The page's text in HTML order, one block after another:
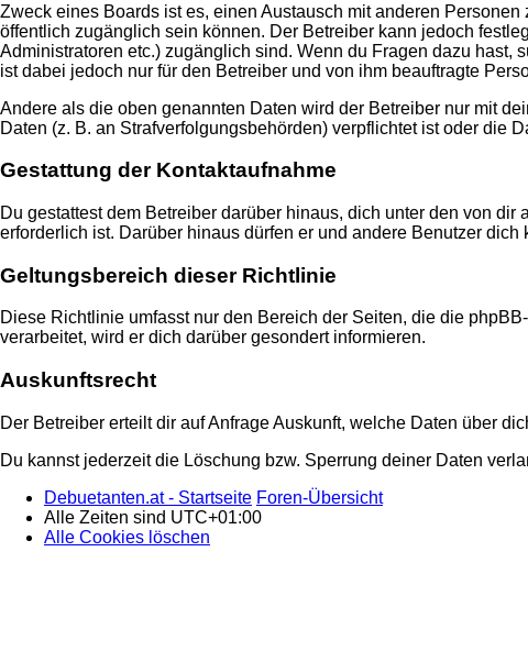
Zweck eines Boards ist es, einen Austausch mit anderen
öffentlich zugänglich sein können. Der Betreiber kann jedoch
Administratoren etc.) zugänglich sind. Wenn du Fragen dazu hast,
ist dabei jedoch nur für den Betreiber und von ihm beauftragte
Andere als die oben genannten Daten wird der Betreiber nur mit
Daten (z. B. an Strafverfolgungsbehörden) verpflichtet ist oder die
Gestattung der Kontaktaufnahme
Du gestattest dem Betreiber darüber hinaus, dich unter den von
erforderlich ist. Darüber hinaus dürfen er und andere Benutzer
Geltungsbereich dieser Richtlinie
Diese Richtlinie umfasst nur den Bereich der Seiten, die die
verarbeitet, wird er dich darüber gesondert informieren.
Auskunftsrecht
Der Betreiber erteilt dir auf Anfrage Auskunft, welche Daten über
Du kannst jederzeit die Löschung bzw. Sperrung deiner Daten
Debuetanten.at - Startseite Foren-Übersicht
Alle Zeiten sind UTC+01:00
Alle Cookies löschen